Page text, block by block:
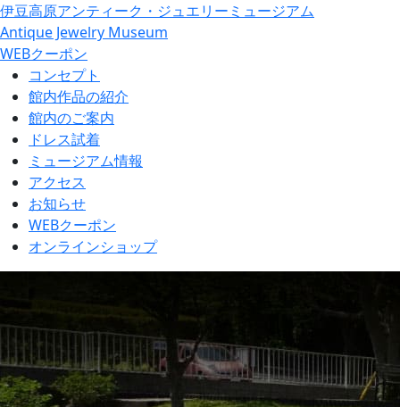
伊豆高原アンティーク・ジュエリーミュージアム
Antique Jewelry Museum
WEBクーポン
コンセプト
館内作品の紹介
館内のご案内
ドレス試着
ミュージアム情報
アクセス
お知らせ
WEBクーポン
オンラインショップ